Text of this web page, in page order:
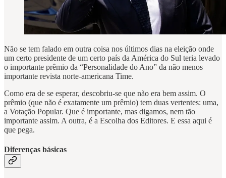
Não se tem falado em outra coisa nos últimos dias na eleição onde
um certo presidente de um certo país da América do Sul teria levado
o importante prêmio da “Personalidade do Ano” da não menos
importante revista norte-americana Time.
Como era de se esperar, descobriu-se que não era bem assim. O
prêmio (que não é exatamente um prêmio) tem duas vertentes: uma,
a Votação Popular. Que é importante, mas digamos, nem tão
importante assim. A outra, é a Escolha dos Editores. E essa aqui é
que pega.
Diferenças básicas